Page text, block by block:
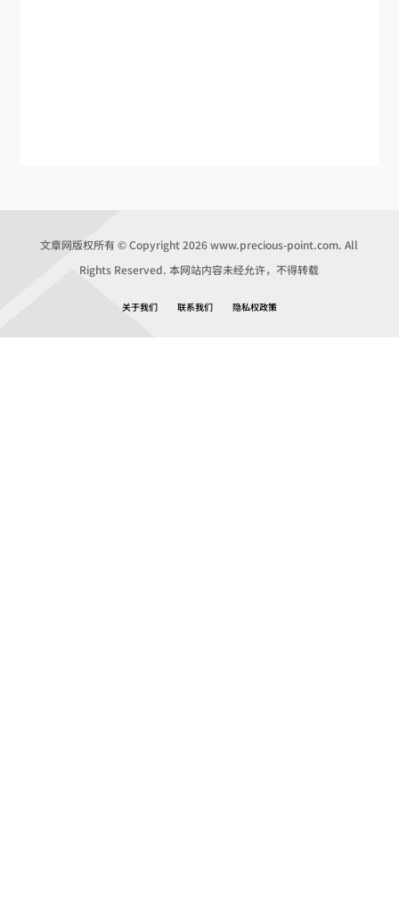
文章网版权所有 © Copyright 2026 www.precious-point.com. All
Rights Reserved. 本网站内容未经允许，不得转载
关于我们 联系我们 隐私权政策